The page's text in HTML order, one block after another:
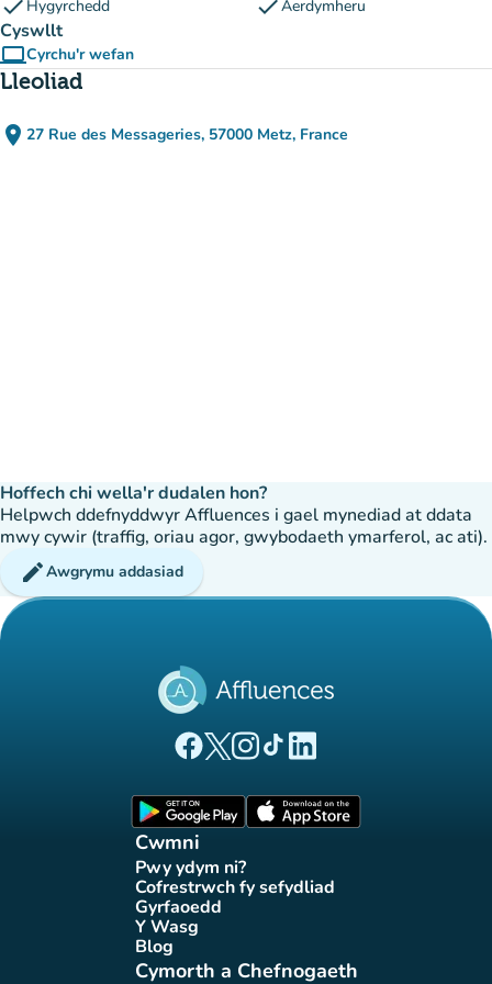
check Hygyrchedd checkAerdymheru
Cyswllt
computerCyrchu'r wefan
(tab newydd)
Lleoliad
place 27 Rue des Messageries, 57000 Metz, France
(agor yn Google Maps)
(tab newydd)
Hoffech chi wella'r dudalen hon?
Helpwch ddefnyddwyr Affluences i gael mynediad at ddata
mwy cywir (traffig, oriau agor, gwybodaeth ymarferol, ac ati).
editAwgrymu addasiad
(tab newydd)
(tab newydd)
(tab newydd)
(tab newydd)
(tab newydd)
Cwmni
Pwy ydym ni?
(tab newydd)
Cofrestrwch fy sefydliad
(tab newydd)
Gyrfaoedd(tab newydd)
Y Wasg(tab newydd)
Blog(tab newydd)
Cymorth a Chefnogaeth